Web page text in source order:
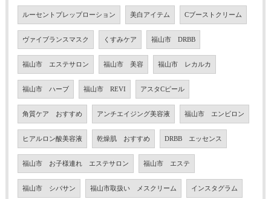
ルーセントプレップローション 美白アイテム Cブーストクリーム
ヴァイブランスマスク くすみケア 福山市 DRBB
福山市 エステサロン 福山市 美容 福山市 レカルカ
福山市 ハーブ 福山市 REVI アスタCピール
角質ケア おすすめ アンチエイジング美容液 福山市 エンビロン
ヒアルロン酸美容液 乾燥肌 おすすめ DRBB エッセンス
福山市 お子様連れ エステサロン 福山市 エステ
福山市 シバサン 福山市取扱い メスクリーム インスタグラム